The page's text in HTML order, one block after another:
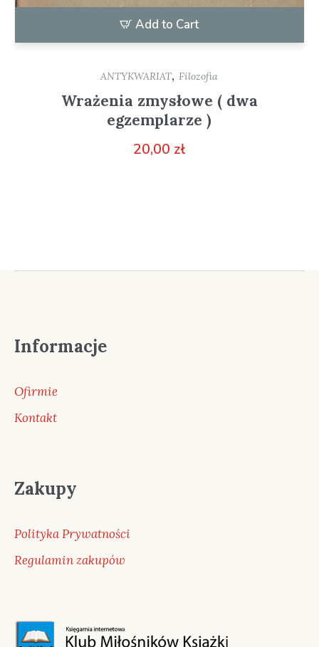
Add to Cart
ANTYKWARIAT,Filozofia
Wrażenia zmysłowe ( dwa
egzemplarze )
20,00 zł
Informacje
Ofirmie
Kontakt
Zakupy
Polityka Prywatności
Regulamin zakupów